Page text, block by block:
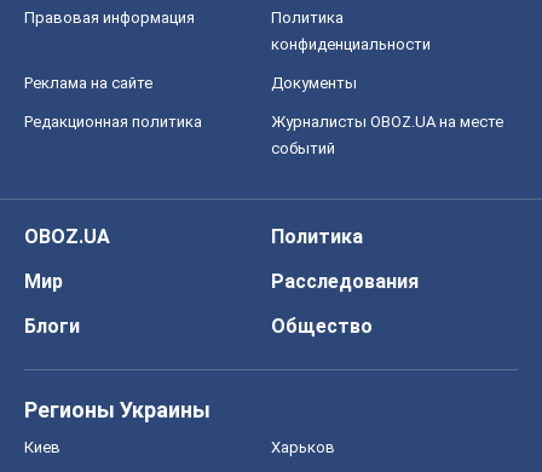
Правовая информация
Политика
конфиденциальности
Реклама на сайте Документы
Редакционная политика
Журналисты OBOZ.UA на месте
событий
OBOZ.UA
Политика
Мир
Расследования
Блоги
Общество
Регионы Украины
Киев Харьков